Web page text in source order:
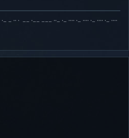
− ·· · −− ·−− −−− ··− ·− ···· ·− ···· ·− ···· ·− ····